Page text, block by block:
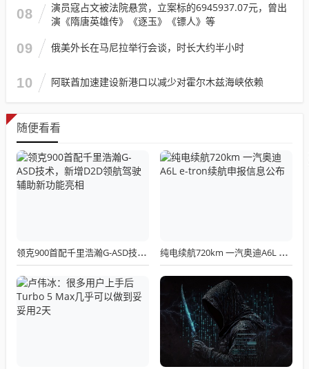
08
演员寇占文被法院悬赏，立案标的6945937.07元，曾出
演《隋唐英雄传》《逐玉》《镖人》等
09 俄美外长在马尼拉举行会谈，时长大约半小时
10 阿联酋加速建设新港口以减少对霍尔木兹海峡依赖
随便看看
领克900首配千里浩瀚G-ASD技术，新增D2D领航驾驶辅助新功能亮相 纯电续航720km 一汽奥迪A6L e-tron续航申报信息公布